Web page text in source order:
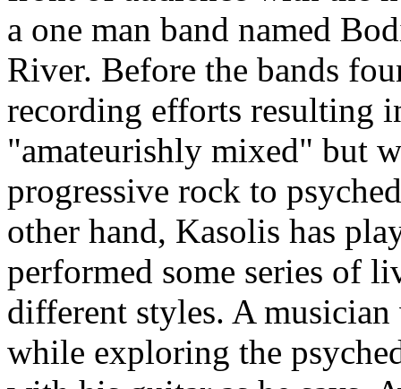
a one man band named
River. Before the bands
recording efforts resulting
"amateurishly mixed" but
progressive rock to
other hand, Kasolis has
performed some series of
different styles. A
while exploring the